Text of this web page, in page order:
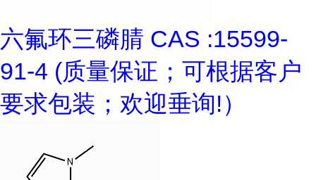
六氟环三磷腈 CAS :15599-
91-4 (质量保证；可根据客户
要求包装；欢迎垂询!）